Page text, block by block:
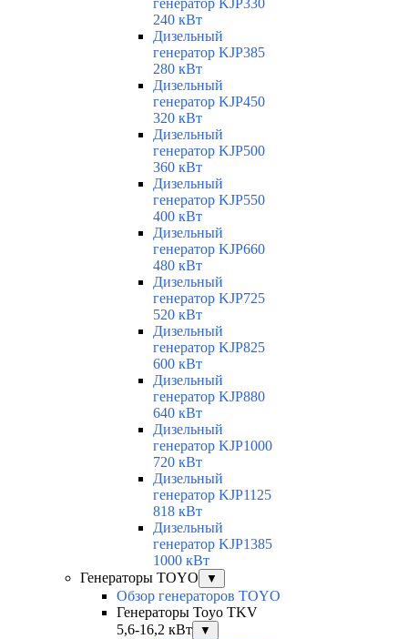
генератор KJP330
240 кВт
Дизельный
генератор KJP385
280 кВт
Дизельный
генератор KJP450
320 кВт
Дизельный
генератор KJP500
360 кВт
Дизельный
генератор KJP550
400 кВт
Дизельный
генератор KJP660
480 кВт
Дизельный
генератор KJP725
520 кВт
Дизельный
генератор KJP825
600 кВт
Дизельный
генератор KJP880
640 кВт
Дизельный
генератор KJP1000
720 кВт
Дизельный
генератор KJP1125
818 кВт
Дизельный
генератор KJP1385
1000 кВт
Генераторы TOYO
▼
Обзор генераторов TOYO
Генераторы Toyo TKV
5,6-16,2 кВт
▼